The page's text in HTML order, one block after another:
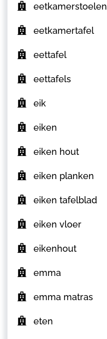
eetkamerstoelen
eetkamertafel
eettafel
eettafels
eik
eiken
eiken hout
eiken planken
eiken tafelblad
eiken vloer
eikenhout
emma
emma matras
eten